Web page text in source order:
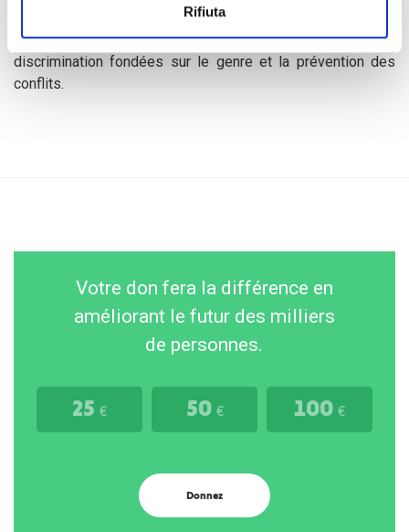
Rifiuta
consolidation de la paix, en mettant l'accent sur
l'autonomisation des femmes, la violence et la
discrimination fondées sur le genre et la prévention des
conflits.
Votre don fera la différence en
améliorant le futur des milliers
de personnes.
25 € 50 € 100 €
Donnez